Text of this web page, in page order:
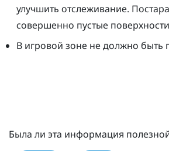
улучшить отслеживание.
совершенно пустые
В игровой зоне не должно быть
Была ли эта информация